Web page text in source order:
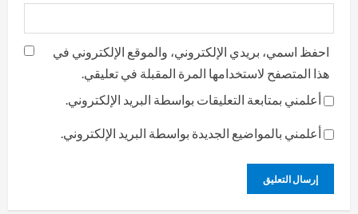
احفظ اسمي، بريدي الإلكتروني، والموقع الإلكتروني في
هذا المتصفح لاستخدامها المرة المقبلة في تعليقي.
أعلمني بمتابعة التعليقات بواسطة البريد الإلكتروني.
أعلمني بالمواضيع الجديدة بواسطة البريد الإلكتروني.